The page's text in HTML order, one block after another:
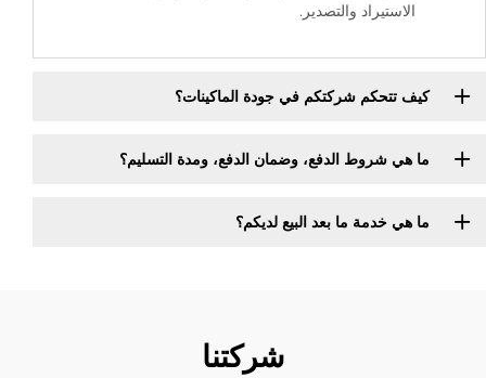
الاستيراد والتصدير.
كيف تتحكم شركتكم في جودة الماكينات؟
ما هي شروط الدفع، وضمان الدفع، ومدة التسليم؟
ما هي خدمة ما بعد البيع لديكم؟
شركتنا